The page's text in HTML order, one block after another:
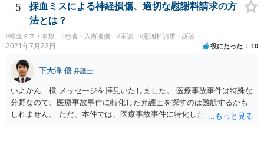
5
採血ミスによる神経損傷、適切な慰謝料請求の方
法とは？
#検査ミス・事故 #患者・入所者側 #示談 #慰謝料請求・訴訟
2021年7月23日 役にたった 10
下大澤 優 弁護士
いよかん 様 メッセージを拝見いたしました。 医療事故事件は特殊な
分野なので、医療事故事件に特化した弁護士を探すのは難航するかも
しれません。 ただ、本件では、医療事故事件に特化した弁護士でなく
の過失（医療ミス）の立証なのですが、本件では過失自体には争いが